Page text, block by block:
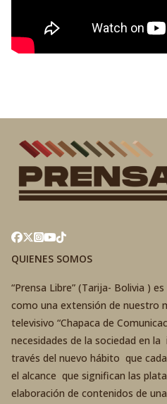
QUIENES SOMOS
“Prensa Libre” (Tarija- Bolivia )
como una extensión de nuestro
televisivo “Chapaca de
necesidades de la sociedad en
través del nuevo hábito que
el alcance que significan las
elaboración de contenidos de